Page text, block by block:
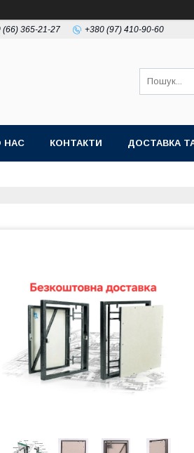
(66) 365-21-27 +380 (97) 410-90-60
НАС КОНТАКТИ ДОСТАВКА